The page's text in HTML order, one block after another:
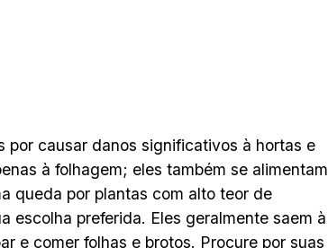
por causar danos significativos à hortas e
à folhagem; eles também se alimentam
queda por plantas com alto teor de
escolha preferida. Eles geralmente saem à
e comer folhas e brotos. Procure por suas